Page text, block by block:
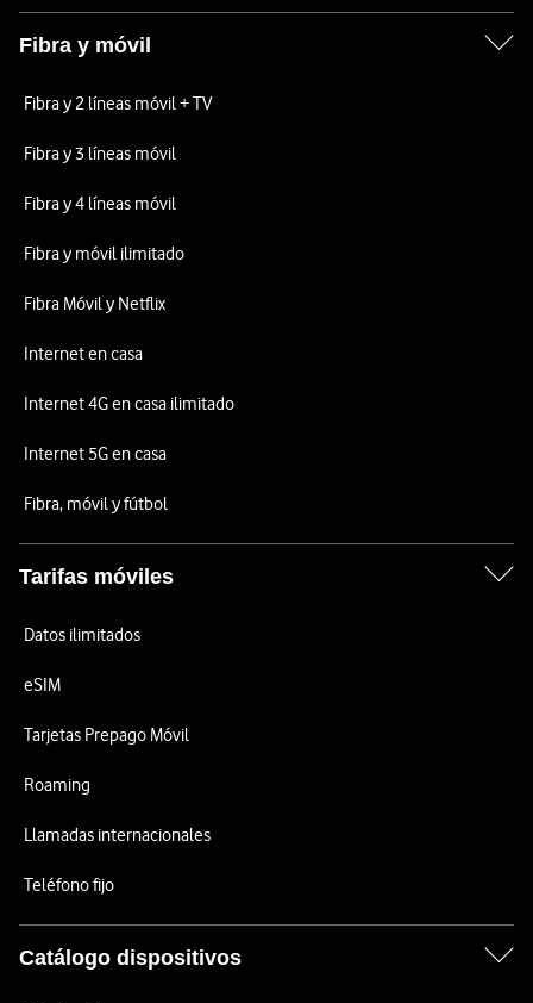
Fibra y móvil
Fibra y 2 líneas móvil + TV
Fibra y 3 líneas móvil
Fibra y 4 líneas móvil
Fibra y móvil ilimitado
Fibra Móvil y Netflix
Internet en casa
Internet 4G en casa ilimitado
Internet 5G en casa
Fibra, móvil y fútbol
Tarifas móviles
Datos ilimitados
eSIM
Tarjetas Prepago Móvil
Roaming
Llamadas internacionales
Teléfono fijo
Catálogo dispositivos